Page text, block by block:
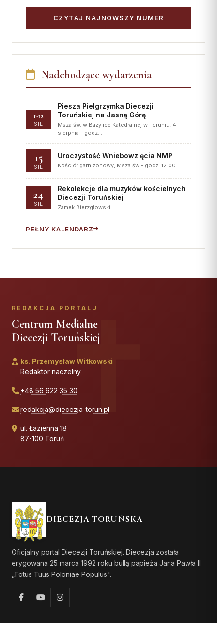
CZYTAJ NAJNOWSZY NUMER
Nadchodzące wydarzenia
1-12
SIE
Piesza Pielgrzymka Diecezji
Toruńskiej na Jasną Górę
Msza św. w Bazylice Katedralnej w Toruniu, 4
sierpnia - godz…
15
SIE
Uroczystość Wniebowzięcia NMP
Kościół garnizonowy, Msza św - godz. 12.00
24
SIE
Rekolekcje dla muzyków kościelnych
Diecezji Toruńskiej
Zamek Bierzgłowski
PEŁNY KALENDARZ
REDAKCJA PORTALU
Centrum Medialne
Diecezji Toruńskiej
ks. Przemysław Witkowski
Redaktor naczelny
+48 56 622 35 30
redakcja@diecezja-torun.pl
ul. Łazienna 18
87-100 Toruń
DIECEZJA TORUŃSKA
Oficjalny portal Diecezji Toruńskiej. Diecezja została
erygowana 25 marca 1992 roku bullą papieża Jana Pawła II
„Totus Tuus Poloniae Populus".